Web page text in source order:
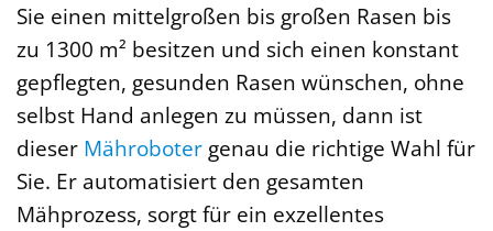
Sie einen mittelgroßen bis großen Rasen bis
zu 1300 m² besitzen und sich einen konstant
gepflegten, gesunden Rasen wünschen, ohne
selbst Hand anlegen zu müssen, dann ist
dieser Mähroboter genau die richtige Wahl für
Sie. Er automatisiert den gesamten
Mähprozess, sorgt für ein exzellentes